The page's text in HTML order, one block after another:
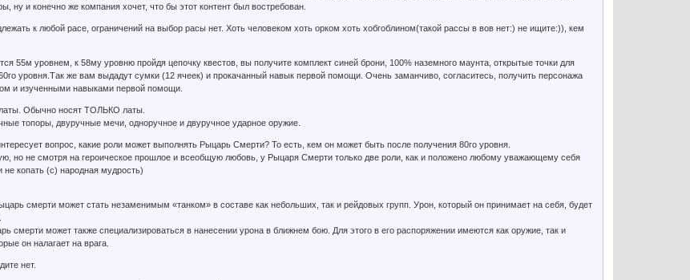
ну и конечно же компания хочет, что бы этот контент был востребован.
к любой расе, ограничений на выбор расы нет. Хоть человеком хоть орком хоть хобгоблином(такой рассы в вов нет:) не ищите:)), кем
55м уровнем, к 58му уровню пройдя цепочку квестов, вы получите комплект синей брони, 100% наземного маунта, открытые точки для
уровня.Так же вам выдадут сумки (12 ячеек) и прокачанный навык первой помощи. Очень заманчиво, согласитесь, получить персонажа
и изученными навыками первой помощи.
латы. Обычно носят ТОЛЬКО латы.
топоры, двуручные мечи, одноручное и двуручное ударное оружие.
вопрос, какие роли может выполнять Рыцарь Смерти? То есть, кем он может быть после получения 80го уровня.
но не смотря на героическое прошлое и всеобщую любовь, у Рыцаря Смерти только две роли, как и положено любому уважающему себя
не копать (с) народная мудрость)
смерти может стать незаменимым «танком» в составе как небольших, так и рейдовых групп. Урон, который он принимает на себя, будет
смерти может также специализироваться в нанесении урона в ближнем бою. Для этого в его распоряжении имеются как оружие, так и
он налагает на врага.
нет.